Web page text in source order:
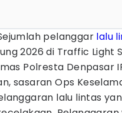
pelanggar lalu
2026 di Traffic Light
Polresta Denpasar
sasaran Ops
lalu lintas